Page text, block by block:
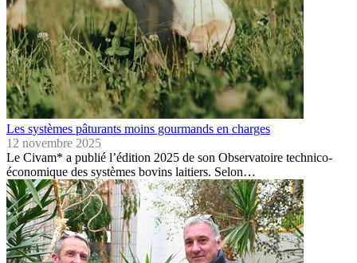
Les systèmes pâturants moins gourmands en charges
12 novembre 2025
Le Civam* a publié l’édition 2025 de son Observatoire technico-
économique des systèmes bovins laitiers. Selon…